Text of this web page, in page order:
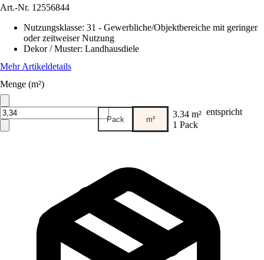
Art.-Nr. 12556844
Nutzungsklasse: 31 - Gewerbliche/Objektbereiche mit geringer
oder zeitweiser Nutzung
Dekor / Muster: Landhausdiele
Mehr Artikeldetails
Menge (m²)
Pack m² 3.34 m² entspricht
1 Pack